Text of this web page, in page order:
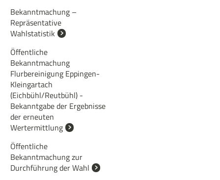
Bekanntmachung –
Repräsentative
Wahlstatistik
Öffentliche
Bekanntmachung
Flurbereinigung Eppingen-
Kleingartach
(Eichbühl/Reutbühl) -
Bekanntgabe der Ergebnisse
der erneuten
Wertermittlung
Öffentliche
Bekanntmachung zur
Durchführung der Wahl